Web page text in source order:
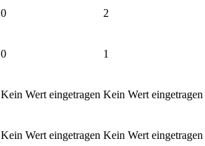
0 2
0 1
Kein Wert eingetragen Kein Wert eingetragen
Kein Wert eingetragen Kein Wert eingetragen